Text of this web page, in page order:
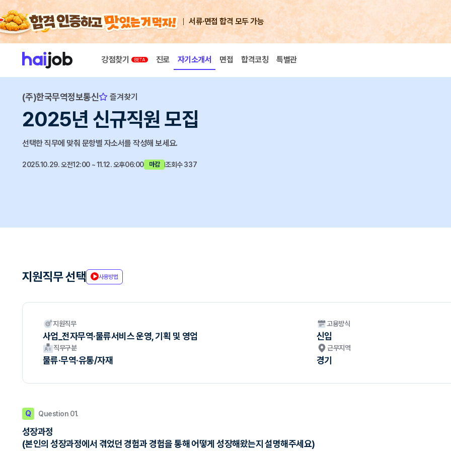
서류·면접 합격 모두 가능
강점찾기 진로 자기소개서 면접 합격코칭 특별관
(주)한국무역정보통신 즐겨찾기
2025년 신규직원 모집
선택한 직무에 맞춰 문항별 자소서를 작성해 보세요.
2025.10.29. 오전12:00 ~ 11.12. 오후06:00 마감 조회수 337
지원직무 선택 사용방법
지원직무
사업_전자무역·물류서비스 운영, 기획 및 영업
고용방식
신입
직무구분
물류·무역·유통/자재
근무지역
경기
Q Question 01.
성장과정
(본인의 성장과정에서 겪었던 경험과 경험을 통해 어떻게 성장해왔는지 설명해주세요)